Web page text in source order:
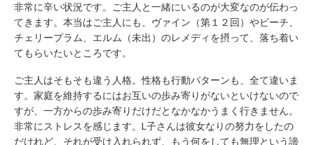
非常に辛い状況です。ご主人と一緒にいるのが大変なのが伝わっ
てきます。本当はご主人にも、ヴァイン（第１２回）やビーチ、
チェリープラム、エルム（未出）のレメディを摂って、落ち着い
てもらいたいところです。
ご主人はそもそも違う人格。性格も行動パターンも、全て違いま
す。家庭を維持するにはお互いの歩み寄りがないといけないので
すが、一方からの歩み寄りだけだとなかなかうまく行きません。
非常にストレスを感じます。L子さんは彼女なりの努力をしたの
だけれど、それが受け入れられず、もう何をしても無理という諦